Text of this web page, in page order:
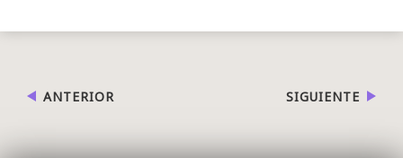
ANTERIOR SIGUIENTE